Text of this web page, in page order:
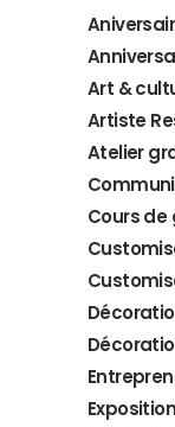
Art &
Artiste
Atelier
Cours